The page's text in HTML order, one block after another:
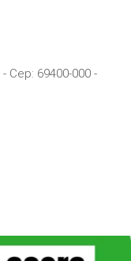
- Cep: 69400-000 -